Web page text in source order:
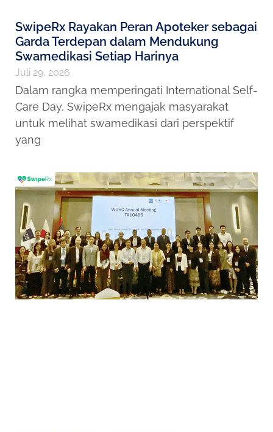
SwipeRx Rayakan Peran Apoteker sebagai
Garda Terdepan dalam Mendukung
Swamedikasi Setiap Harinya
Juli 29, 2026
Dalam rangka memperingati International Self-
Care Day, SwipeRx mengajak masyarakat
untuk melihat swamedikasi dari perspektif
yang